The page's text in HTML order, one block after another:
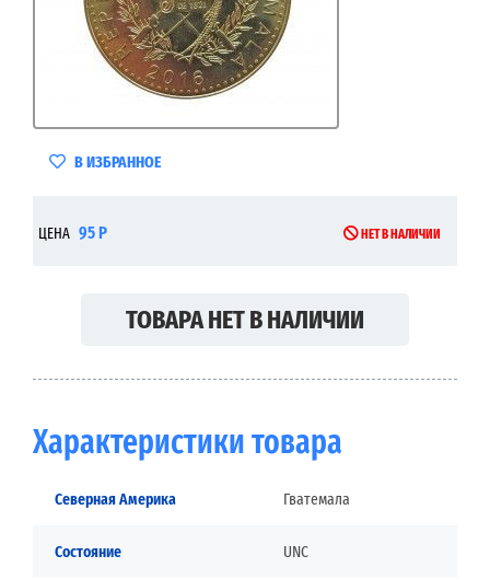
В ИЗБРАННОЕ
ЦЕНА 95 Р НЕТ В НАЛИЧИИ
ТОВАРА НЕТ В НАЛИЧИИ
Характеристики товара
Северная Америка Гватемала
Состояние UNC